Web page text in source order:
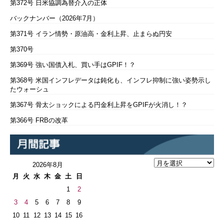
第372号 日米協調為替介入の正体
バックナンバー（2026年7月）
第371号 イラン情勢・原油高・金利上昇、止まらぬ円安
第370号
第369号 強い国債入札、買い手はGPIF！？
第368号 米国インフレデータは鈍化も、インフレ抑制に強い姿勢示し
たウォーシュ
第367号 骨太ショックによる円金利上昇をGPIFが火消し！？
第366号 FRBの改革
2026年8月
月
火 水 木 金 土 日
1
2
3
4 5 6 7 8
9
10 11 12 13 14 15 16